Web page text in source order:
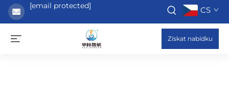
[email protected] CS
Získat nabídku